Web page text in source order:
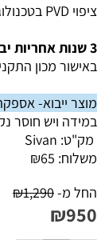
ציפוי PVD בטכנולוגיה מתקדמת
3 שנות אחריות יבואן
באישור מכון
מוצר ייבוא-
במידה ויש חוסר
מק"ט: Sivan
משלוח:
₪65
החל מ-
₪1,290
₪950